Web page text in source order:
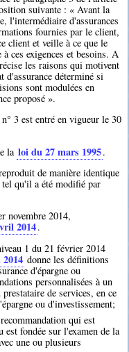
suivante : « Avant la
l'intermédiaire d'assurances
fournies par le client,
client et veille à ce que le
ces exigences et besoins. A
les raisons qui motivent
déterminé si
sont modulées en
proposé ».
3 est entré en vigueur le 30
la loi du 27 mars 1995.
de manière identique
qu'il a été modifié par
novembre 2014,
2014.
1 du 21 février 2014
donne les définitions
d'épargne ou
personnalisées à un
de services, en ce
ou d'investissement;
qui est
est fondée sur l'examen de la
une ou plusieurs